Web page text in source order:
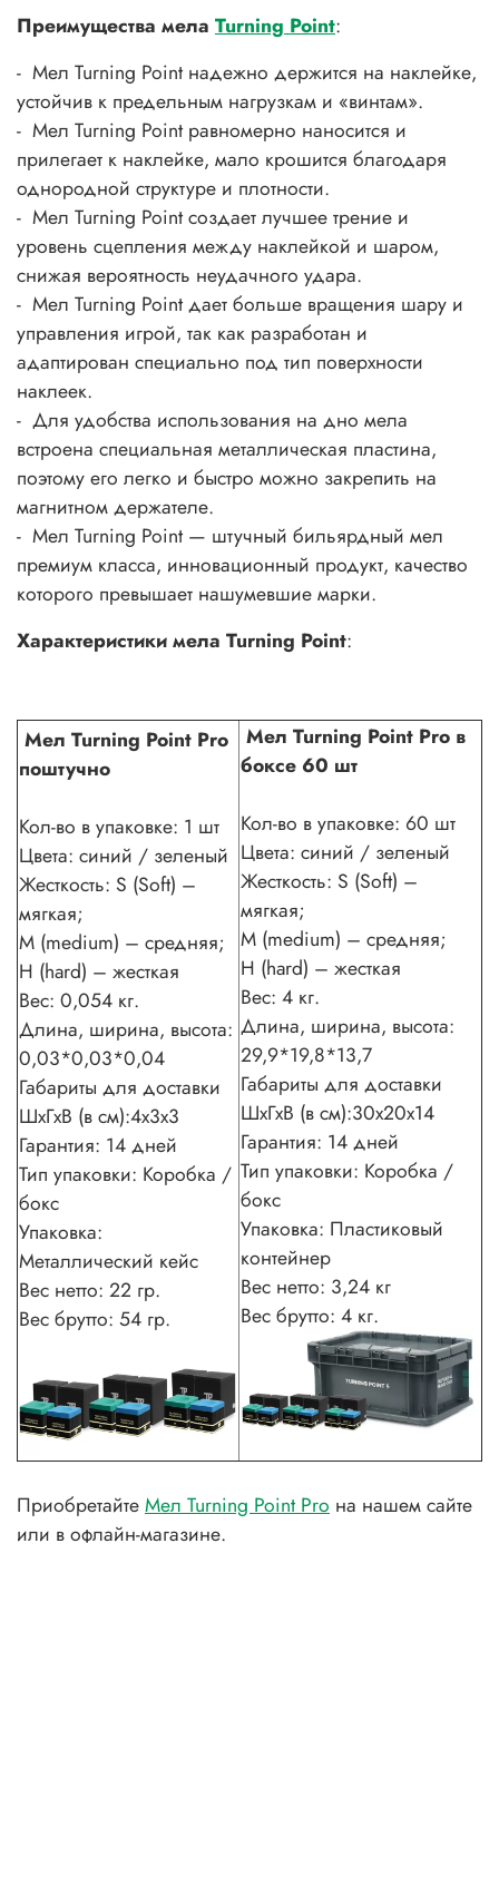
Преимущества мела Turning Point:
- Мел Turning Point надежно держится на наклейке,
устойчив к предельным нагрузкам и «винтам».
- Мел Turning Point равномерно наносится и
прилегает к наклейке, мало крошится благодаря
однородной структуре и плотности.
- Мел Turning Point создает лучшее трение и
уровень сцепления между наклейкой и шаром,
снижая вероятность неудачного удара.
- Мел Turning Point дает больше вращения шару и
управления игрой, так как разработан и
адаптирован специально под тип поверхности
наклеек.
- Для удобства использования на дно мела
встроена специальная металлическая пластина,
поэтому его легко и быстро можно закрепить на
магнитном держателе.
- Мел Turning Point — штучный бильярдный мел
премиум класса, инновационный продукт, качество
которого превышает нашумевшие марки.
Характеристики мела Turning Point:
Мел Turning Point Pro
поштучно
Кол-во в упаковке: 1 шт
Цвета: cиний / зеленый
Жесткость: S (Soft) –
мягкая;
M (medium) – средняя;
H (hard) – жесткая
Вес: 0,054 кг.
Длина, ширина, высота:
0,03*0,03*0,04
Габариты для доставки
ШхГхВ (в см):4х3х3
Гарантия: 14 дней
Тип упаковки: Коробка /
бокс
Упаковка:
Металлический кейс
Вес нетто: 22 гр.
Вес брутто: 54 гр.
Мел Turning Point Pro в
боксе 60 шт
Кол-во в упаковке: 60 шт
Цвета: cиний / зеленый
Жесткость: S (Soft) –
мягкая;
M (medium) – средняя;
H (hard) – жесткая
Вес: 4 кг.
Длина, ширина, высота:
29,9*19,8*13,7
Габариты для доставки
ШхГхВ (в см):30х20х14
Гарантия: 14 дней
Тип упаковки: Коробка /
бокс
Упаковка: Пластиковый
контейнер
Вес нетто: 3,24 кг
Вес брутто: 4 кг.
ПриобретайтеМел Turning Point Pro на нашем сайте
или в офлайн-магазине.